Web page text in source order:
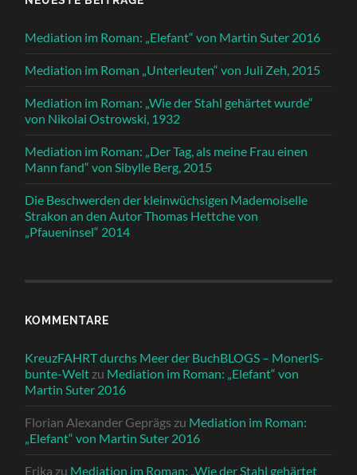
Mediation im Roman: „Elefant“ von Martin Suter 2016
Mediation im Roman „Unterleuten“ von Juli Zeh, 2015
Mediation im Roman: „Wie der Stahl gehärtet wurde“
von Nikolai Ostrowski, 1932
Mediation im Roman: „Der Tag, als meine Frau einen
Mann fand“ von Sibylle Berg, 2015
Die Beschwerden der kleinwüchsigen Mademoiselle
Strakon an den Autor Thomas Hettche von
„Pfaueninsel“ 2014
KOMMENTARE
KreuzFAHRT durchs Meer der BuchBLOGS – MonerlS-
bunte-Welt zu Mediation im Roman: „Elefant“ von
Martin Suter 2016
Florian Alexander Geprägs zu Mediation im Roman:
„Elefant“ von Martin Suter 2016
Erika zu Mediation im Roman: „Wie der Stahl gehärtet